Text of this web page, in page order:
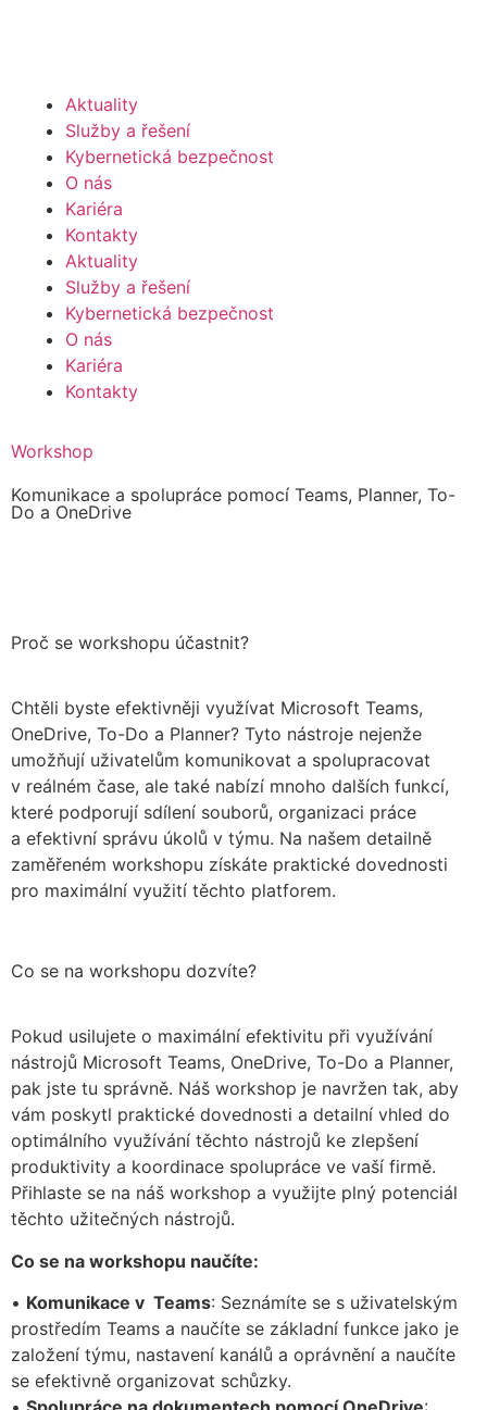
Aktuality
Služby a řešení
Kybernetická bezpečnost
O nás
Kariéra
Kontakty
Aktuality
Služby a řešení
Kybernetická bezpečnost
O nás
Kariéra
Kontakty
Workshop
Komunikace a spolupráce pomocí Teams, Planner, To-
Do a OneDrive
Proč se workshopu účastnit?
Chtěli byste efektivněji využívat Microsoft Teams,
OneDrive, To-Do a Planner? Tyto nástroje nejenže
umožňují uživatelům komunikovat a spolupracovat
v reálném čase, ale také nabízí mnoho dalších funkcí,
které podporují sdílení souborů, organizaci práce
a efektivní správu úkolů v týmu. Na našem detailně
zaměřeném workshopu získáte praktické dovednosti
pro maximální využití těchto platforem.
Co se na workshopu dozvíte?
Pokud usilujete o maximální efektivitu při využívání
nástrojů Microsoft Teams, OneDrive, To-Do a Planner,
pak jste tu správně. Náš workshop je navržen tak, aby
vám poskytl praktické dovednosti a detailní vhled do
optimálního využívání těchto nástrojů ke zlepšení
produktivity a koordinace spolupráce ve vaší firmě.
Přihlaste se na náš workshop a využijte plný potenciál
těchto užitečných nástrojů.
Co se na workshopu naučíte:
• Komunikace v Teams: Seznámíte se s uživatelským
prostředím Teams a naučíte se základní funkce jako je
založení týmu, nastavení kanálů a oprávnění a naučíte
se efektivně organizovat schůzky.